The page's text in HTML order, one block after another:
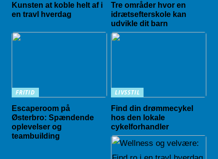
Kunsten at koble helt af i
en travl hverdag
Tre områder hvor en
idrætsefterskole kan
udvikle dit barn
FRITID
Escaperoom på
Østerbro: Spændende
oplevelser og
teambuilding
LIVSSTIL
Find din drømmecykel
hos den lokale
cykelforhandler